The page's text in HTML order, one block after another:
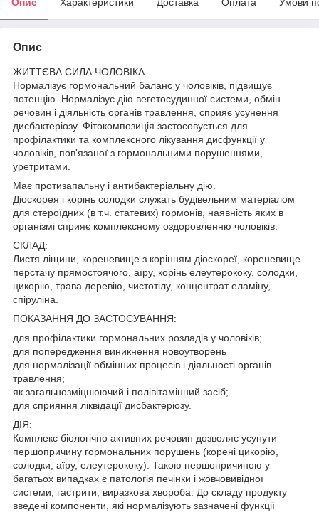
Опис
ЖИТТЄВА СИЛА ЧОЛОВІКА
Нормалізує гормональний баланс у чоловіків, підвищує
потенцію. Нормалізує дію вегетосудинної системи, обмін
речовин і діяльність органів травлення, сприяє усунення
дисбактеріозу. Фітокомпозиція застосовується для
профілактики та комплексного лікування дисфункції у
чоловіків, пов'язаної з гормональними порушеннями,
уретритами.
Має протизапальну і антибактеріальну дію.
Діоскорея і корінь солодки служать будівельним матеріалом
для стероїдних (в т.ч. статевих) гормонів, наявність яких в
організмі сприяє комплексному оздоровленню чоловіків.
СКЛАД:
Листя ліщини, кореневище з корінням діоскореї, кореневище
перстачу прямостоячого, аїру, корінь елеутерококу, солодки,
цикорію, трава деревію, чистотілу, концентрат еламіну,
спіруліна.
ПОКАЗАННЯ ДО ЗАСТОСУВАННЯ:
для профілактики гормональних розладів у чоловіків;
для попередження виникнення новоутворень
для нормалізації обмінних процесів і діяльності органів
травлення;
як загальнозміцнюючий і полівітамінний засіб;
для сприяння ліквідації дисбактеріозу.
ДІЯ:
Комплекс біологічно активних речовин дозволяє усунути
першопричину гормональних порушень (корені цикорію,
солодки, аїру, елеутерококу). Такою першопричиною у
багатьох випадках є патологія печінки і жовчовивідної
системи, гастрити, виразкова хвороба. До складу продукту
введені компоненти, які нормалізують зазначені функції